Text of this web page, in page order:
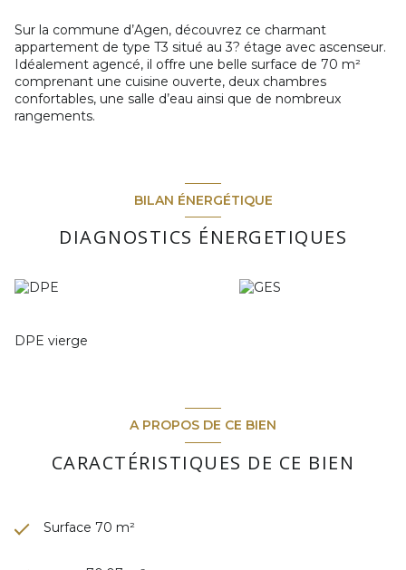
Sur la commune d’Agen, découvrez ce charmant
appartement de type T3 situé au 3? étage avec ascenseur.
Idéalement agencé, il offre une belle surface de 70 m²
comprenant une cuisine ouverte, deux chambres
confortables, une salle d’eau ainsi que de nombreux
rangements.
BILAN ÉNERGÉTIQUE
DIAGNOSTICS ÉNERGETIQUES
DPE vierge
A PROPOS DE CE BIEN
CARACTÉRISTIQUES DE CE BIEN
Surface 70 m²